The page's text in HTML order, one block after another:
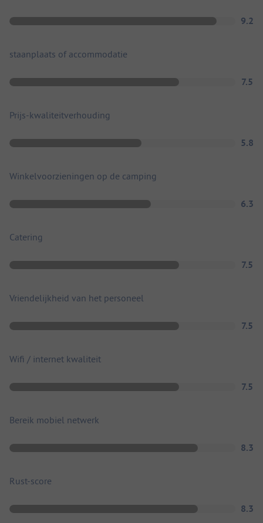
9.2
staanplaats of accommodatie
7.5
Prijs-kwaliteitverhouding
5.8
Winkelvoorzieningen op de camping
6.3
Catering
7.5
Vriendelijkheid van het personeel
7.5
Wifi / internet kwaliteit
7.5
Bereik mobiel netwerk
8.3
Rust-score
8.3